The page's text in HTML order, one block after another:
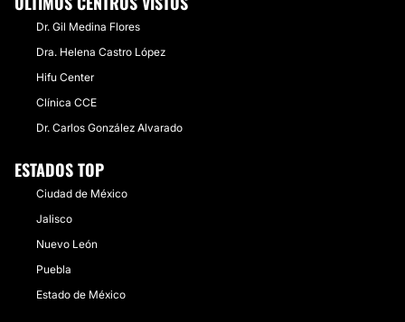
Dr. Gil Medina Flores
Dra. Helena Castro López
Hifu Center
Clínica CCE
Dr. Carlos González Alvarado
ESTADOS TOP
Ciudad de México
Jalisco
Nuevo León
Puebla
Estado de México